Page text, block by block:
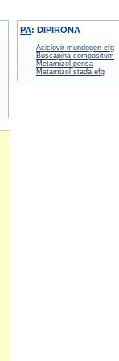
PA: DIPIRONA
Aciclovir mundogen efg
Buscapina compositum
Metamizol pensa
Metamizol stada efg